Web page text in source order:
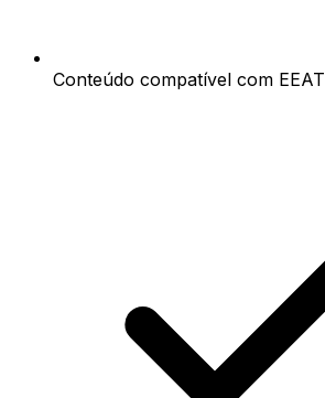
Conteúdo compatível com EEAT